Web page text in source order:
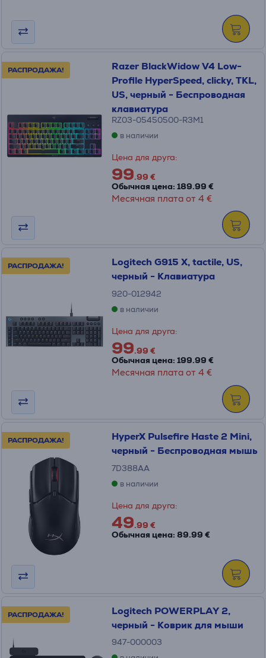
РАСПРОДАЖА!
Razer BlackWidow V4 Low-
Profile HyperSpeed, clicky, TKL,
US, черный - Беспроводная
клавиатура
RZ03-05450500-R3M1
в наличии
Цена для друга:
99.99 €
Обычная цена: 189.99 €
Месячная плата от 4 €
РАСПРОДАЖА!
Logitech G915 X, tactile, US,
черный - Клавиатура
920-012942
в наличии
Цена для друга:
99.99 €
Обычная цена: 199.99 €
Месячная плата от 4 €
РАСПРОДАЖА!
HyperX Pulsefire Haste 2 Mini,
черный - Беспроводная мышь
7D388AA
в наличии
Цена для друга:
49.99 €
Обычная цена: 89.99 €
РАСПРОДАЖА!
Logitech POWERPLAY 2,
черный - Коврик для мыши
947-000003